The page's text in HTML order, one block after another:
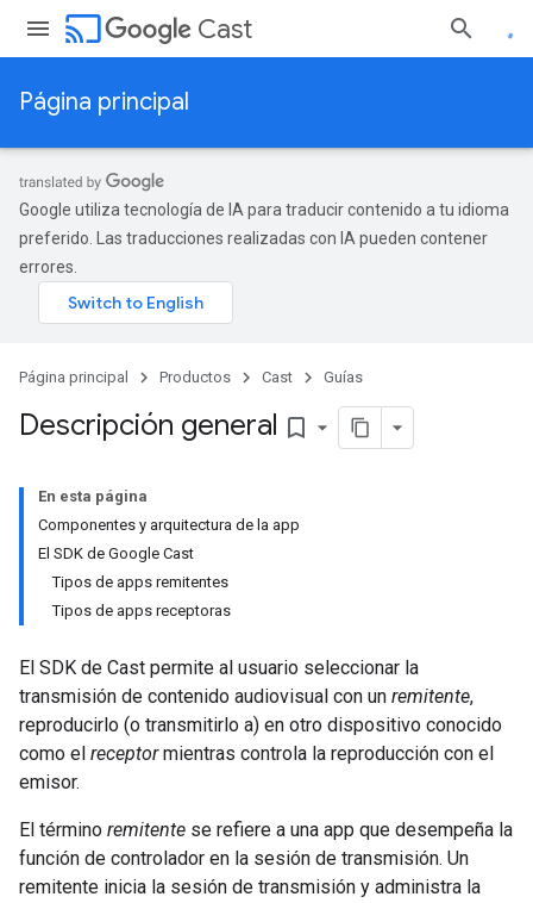
cast Cast
Página principal
Google utiliza tecnología de IA para traducir contenido a tu idioma
preferido. Las traducciones realizadas con IA pueden contener
errores.
Página principal Productos Cast Guías
Descripción general bookmark_border
En esta página
Componentes y arquitectura de la app
El SDK de Google Cast
Tipos de apps remitentes
Tipos de apps receptoras
El SDK de Cast permite al usuario seleccionar la
transmisión de contenido audiovisual con un remitente,
reproducirlo (o transmitirlo a) en otro dispositivo conocido
como el receptormientras controla la reproducción con el
emisor.
El término remitente se refiere a una app que desempeña la
función de controlador en la sesión de transmisión. Un
remitente inicia la sesión de transmisión y administra la